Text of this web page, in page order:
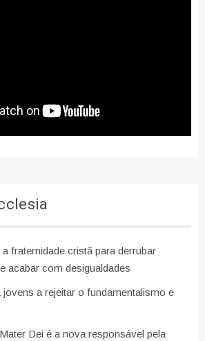
fraternidade cristã para derrubar
acabar com desigualdades
a rejeitar o fundamentalismo e
Dei é a nova responsável pela